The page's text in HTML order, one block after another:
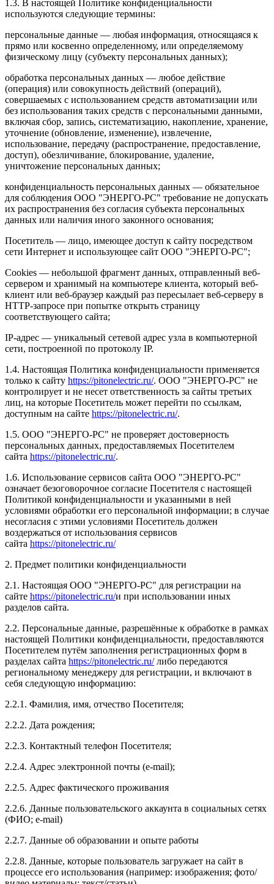
1.3. В настоящей Политике конфиденциальности
используются следующие термины:
персональные данные — любая информация, относящаяся к
прямо или косвенно определенному, или определяемому
физическому лицу (субъекту персональных данных);
обработка персональных данных — любое действие
(операция) или совокупность действий (операций),
совершаемых с использованием средств автоматизации или
без использования таких средств с персональными данными,
включая сбор, запись, систематизацию, накопление, хранение,
уточнение (обновление, изменение), извлечение,
использование, передачу (распространение, предоставление,
доступ), обезличивание, блокирование, удаление,
уничтожение персональных данных;
конфиденциальность персональных данных — обязательное
для соблюдения ООО "ЭНЕРГО-РС" требование не допускать
их распространения без согласия субъекта персональных
данных или наличия иного законного основания;
Посетитель — лицо, имеющее доступ к сайту посредством
сети Интернет и использующее сайт ООО "ЭНЕРГО-РС";
Сookies — небольшой фрагмент данных, отправленный веб-
сервером и хранимый на компьютере клиента, который веб-
клиент или веб-браузер каждый раз пересылает веб-серверу в
HTTP-запросе при попытке открыть страницу
соответствующего сайта;
IP-адрес — уникальный сетевой адрес узла в компьютерной
сети, построенной по протоколу IP.
1.4. Настоящая Политика конфиденциальности применяется
только к сайту https://pitonelectric.ru/. ООО "ЭНЕРГО-РС" не
контролирует и не несет ответственность за сайты третьих
лиц, на которые Посетитель может перейти по ссылкам,
доступным на сайте https://pitonelectric.ru/.
1.5. ООО "ЭНЕРГО-РС" не проверяет достоверность
персональных данных, предоставляемых Посетителем
сайта https://pitonelectric.ru/.
1.6. Использование сервисов сайта ООО "ЭНЕРГО-РС"
означает безоговорочное согласие Посетителя с настоящей
Политикой конфиденциальности и указанными в ней
условиями обработки его персональной информации; в случае
несогласия с этими условиями Посетитель должен
воздержаться от использования сервисов
сайта https://pitonelectric.ru/
2. Предмет политики конфиденциальности
2.1. Настоящая ООО "ЭНЕРГО-РС" для регистрации на
сайте https://pitonelectric.ru/и при использовании иных
разделов сайта.
2.2. Персональные данные, разрешённые к обработке в рамках
настоящей Политики конфиденциальности, предоставляются
Посетителем путём заполнения регистрационных форм в
разделах сайта https://pitonelectric.ru/либо передаются
региональному менеджеру для регистрации, и включают в
себя следующую информацию:
2.2.1. Фамилия, имя, отчество Посетителя;
2.2.2. Дата рождения;
2.2.3. Контактный телефон Посетителя;
2.2.4. Адрес электронной почты (e-mail);
2.2.5. Адрес фактического проживания
2.2.6. Данные пользовательского аккаунта в социальных сетях
(ФИО; e-mail)
2.2.7. Данные об образовании и опыте работы
2.2.8. Данные, которые пользователь загружает на сайт в
процессе его использования (например: изображения; фото/